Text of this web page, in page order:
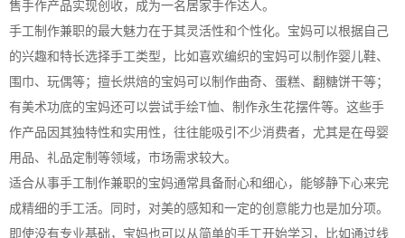
售手作产品实现创收，成为一名居家手作达人。
手工制作兼职的最大魅力在于其灵活性和个性化。宝妈可以根据自己
的兴趣和特长选择手工类型，比如喜欢编织的宝妈可以制作婴儿鞋、
围巾、玩偶等；擅长烘焙的宝妈可以制作曲奇、蛋糕、翻糖饼干等；
有美术功底的宝妈还可以尝试手绘T恤、制作永生花摆件等。这些手
作产品因其独特性和实用性，往往能吸引不少消费者，尤其是在母婴
用品、礼品定制等领域，市场需求较大。
适合从事手工制作兼职的宝妈通常具备耐心和细心，能够静下心来完
成精细的手工活。同时，对美的感知和一定的创意能力也是加分项。
即使没有专业基础，宝妈也可以从简单的手工开始学习，比如通过线